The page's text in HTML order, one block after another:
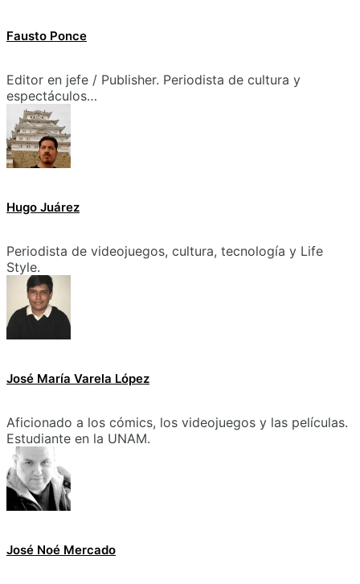
Fausto Ponce
Editor en jefe / Publisher. Periodista de cultura y
espectáculos…
Hugo Juárez
Periodista de videojuegos, cultura, tecnología y Life
Style.
José María Varela López
Aficionado a los cómics, los videojuegos y las películas.
Estudiante en la UNAM.
José Noé Mercado